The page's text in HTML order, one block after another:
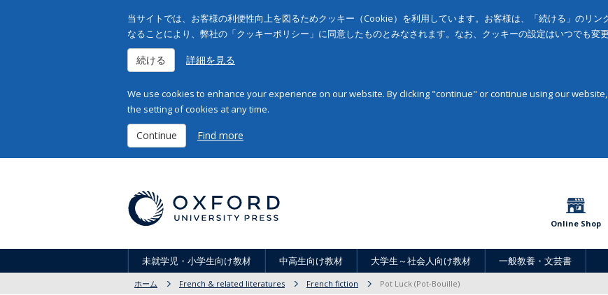
当サイトでは、お客様の利便性向上を図るためクッキー（Cookie）を利用しています。お客様は、「続ける」のリ
なることにより、弊社の「クッキーポリシー」に同意したものとみなされます。なお、クッキーの設定はいつでも変更
続ける 詳細を見る
We use cookies to enhance your experience on our website. By clicking "continue" or continue using our
the setting of cookies at any time.
Continue Find more
Online Shop
未就学児・小学生向け教材 中高生向け教材 大学生～社会人向け教材 一般教養・文芸書
ホーム French & related literatures French fiction Pot Luck (Pot-Bouille)